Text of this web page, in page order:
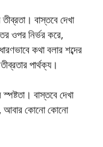
বাস্তবে দেখা
ওপর নির্ভর করে,
কথা বলার শব্দের
পার্থক্য।
বাস্তবে দেখা
আবার কোনাে কোনাে